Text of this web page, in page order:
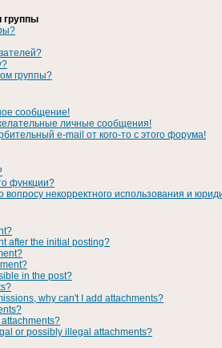
группы
группы?
сообщение!
личные сообщения!
e-mail от кого-то с этого форума!
функции?
вопросу некорректного использования и
after the initial posting?
in the post?
why can't I add attachments?
or possibly illegal attachments?